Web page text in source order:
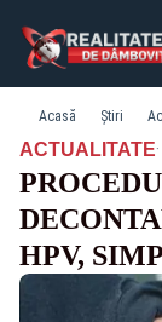
Acasă Știri
ACTUALITATE·
HPV,